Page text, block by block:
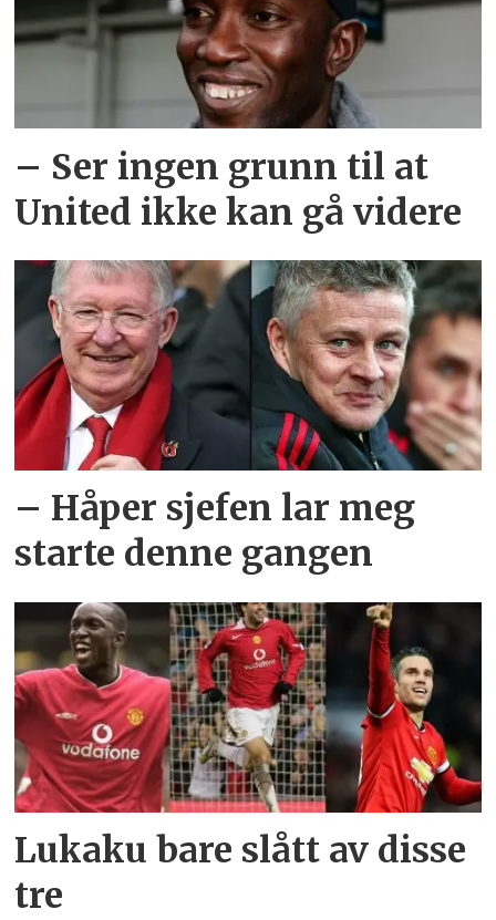
– Ser ingen grunn til at
United ikke kan gå videre
– Håper sjefen lar meg
starte denne gangen
Lukaku bare slått av disse
tre